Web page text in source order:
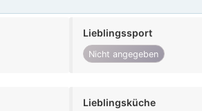
Lieblingssport
Nicht angegeben
Lieblingsküche